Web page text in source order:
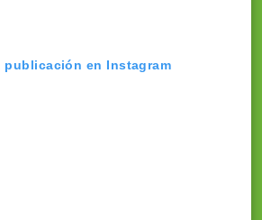
publicación en Instagram